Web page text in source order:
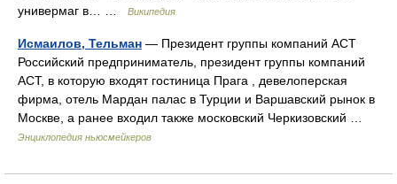
универмаг в… …
Википедия
Исмаилов, Тельман — Президент группы компаний АСТ
Российский предприниматель, президент группы компаний
АСТ, в которую входят гостиница Прага , девелоперская
фирма, отель Мардан палас в Турции и Варшавский рынок в
Москве, а ранее входил также московский Черкизовский …
Энциклопедия ньюсмейкеров